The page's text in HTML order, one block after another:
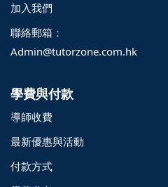
加入我們
聯絡郵箱：
Admin@tutorzone.com.hk
學費與付款
導師收費
最新優惠與活動
付款方式